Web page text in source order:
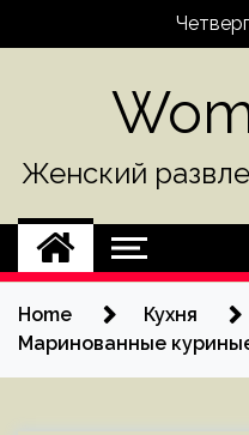
Женский
Home
Кухня
Маринованные